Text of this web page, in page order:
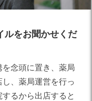
ルをお聞かせくだ
念頭に置き、薬局
、薬局運営を行っ
るから出店すると